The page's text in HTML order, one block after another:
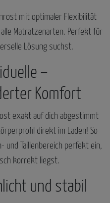
mit optimaler Flexibilität
Matratzenarten. Perfekt für
Lösung suchst.
–
Komfort
exakt auf dich abgestimmt
direkt im Laden! So
und Taillenbereich perfekt ein,
korrekt liegst.
und stabil